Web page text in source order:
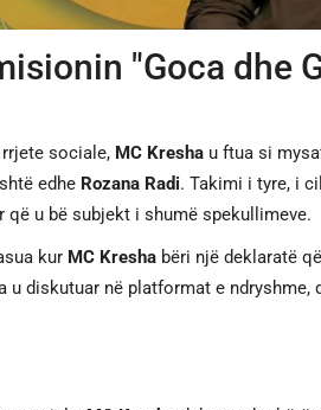
"Goca dhe
sociale, MC Kresha u ftua si
edhe Rozana Radi. Takimi i tyre, i
u bë subjekt i shumë spekullimeve.
kur MC Kresha bëri një deklaratë
u diskutuar në platformat e ndryshme,